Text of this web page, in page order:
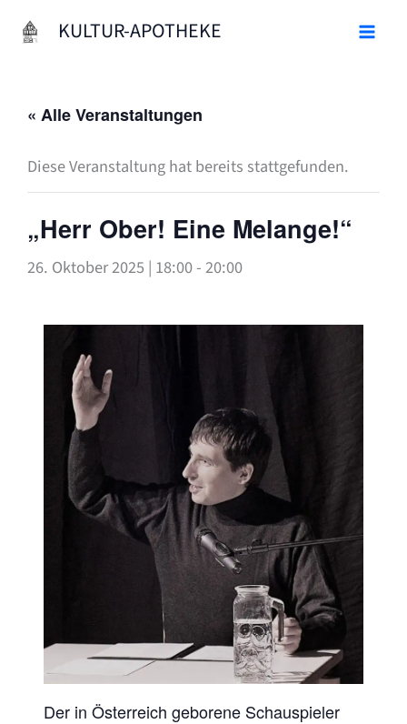
Inhalt
KULTUR-APOTHEKE
« Alle Veranstaltungen
Diese Veranstaltung hat bereits stattgefunden.
„Herr Ober! Eine Melange!“
26. Oktober 2025 | 18:00-20:00
Der in Österreich geborene Schauspieler